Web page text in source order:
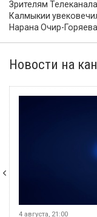
В Лагани
человек
5 августа, 08:58 Событие
правилами для
5 августа, 15:18
В Москве, в
«Алмазная
5 августа, 12:56
Жителю Троицкого
кражу денег с
5 августа, 13:00
В Элисте потушили
9-м микрорайоном и